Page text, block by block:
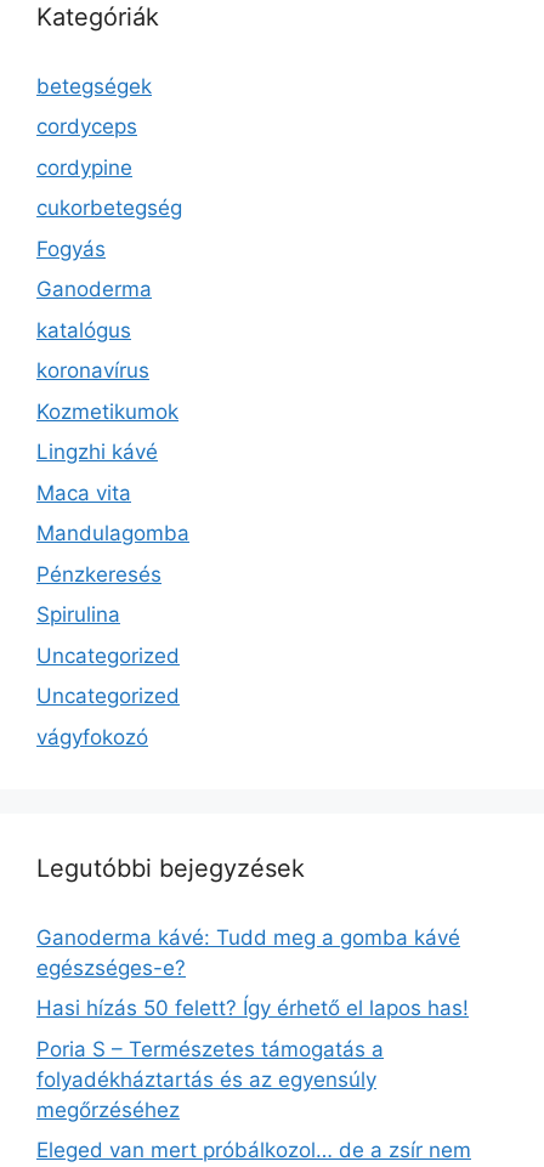
Kategóriák
betegségek
cordyceps
cordypine
cukorbetegség
Fogyás
Ganoderma
katalógus
koronavírus
Kozmetikumok
Lingzhi kávé
Maca vita
Mandulagomba
Pénzkeresés
Spirulina
Uncategorized
Uncategorized
vágyfokozó
Legutóbbi bejegyzések
Ganoderma kávé: Tudd meg a gomba kávé
egészséges-e?
Hasi hízás 50 felett? Így érhető el lapos has!
Poria S – Természetes támogatás a
folyadékháztartás és az egyensúly
megőrzéséhez
Eleged van mert próbálkozol… de a zsír nem